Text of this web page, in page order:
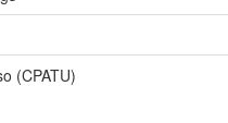
(CPATU)